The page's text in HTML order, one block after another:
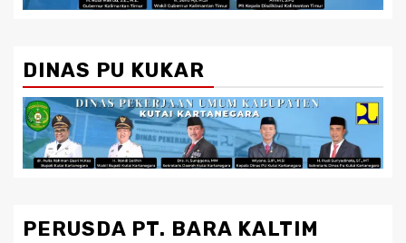
DINAS PU KUKAR
PERUSDA PT. BARA KALTIM